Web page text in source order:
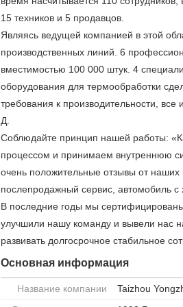
15 техников и 5 продавцов.
Являясь ведущей компанией в этой
производственных линий. 6
вместимостью 100 000 штук. 4
оборудования для термообработки
требования к производительности, все
Д.
Соблюдайте принцип нашей работы:
процессом и принимаем внутреннюю
очень положительные отзывы от наших
послепродажный сервис, автомобиль с
В последние годы мы
улучшили нашу команду и вывели нас
развивать долгосрочное стабильное
Основная информация
Название компании
Taizhou